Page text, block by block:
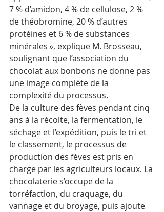
7 % d’amidon, 4 % de cellulose, 2 %
de théobromine, 20 % d’autres
protéines et 6 % de substances
minérales », explique M. Brosseau,
soulignant que l’association du
chocolat aux bonbons ne donne pas
une image complète de la
complexité du processus.
De la culture des fèves pendant cinq
ans à la récolte, la fermentation, le
séchage et l’expédition, puis le tri et
le classement, le processus de
production des fèves est pris en
charge par les agriculteurs locaux. La
chocolaterie s’occupe de la
torréfaction, du craquage, du
vannage et du broyage, puis ajoute